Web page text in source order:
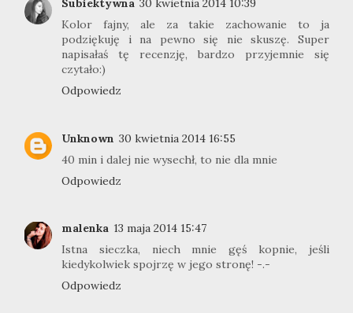
Subiektywna 30 kwietnia 2014 10:39
Kolor fajny, ale za takie zachowanie to ja
podziękuję i na pewno się nie skuszę. Super
napisałaś tę recenzję, bardzo przyjemnie się
czytało:)
Odpowiedz
Unknown 30 kwietnia 2014 16:55
40 min i dalej nie wysechł, to nie dla mnie
Odpowiedz
malenka 13 maja 2014 15:47
Istna sieczka, niech mnie gęś kopnie, jeśli
kiedykolwiek spojrzę w jego stronę! -.-
Odpowiedz